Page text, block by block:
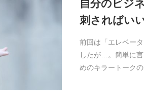
自分のビジ
刺さればい
前回は「エレベー
したが…。簡単に
めのキラートーク